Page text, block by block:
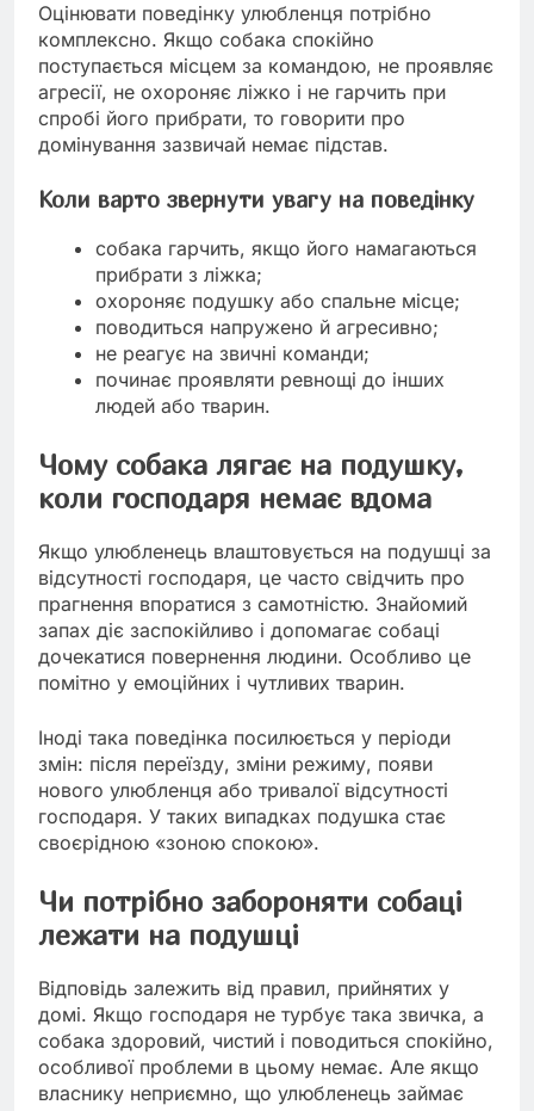
Оцінювати поведінку улюбленця потрібно
комплексно. Якщо собака спокійно
поступається місцем за командою, не проявляє
агресії, не охороняє ліжко і не гарчить при
спробі його прибрати, то говорити про
домінування зазвичай немає підстав.
Коли варто звернути увагу на поведінку
собака гарчить, якщо його намагаються
прибрати з ліжка;
охороняє подушку або спальне місце;
поводиться напружено й агресивно;
не реагує на звичні команди;
починає проявляти ревнощі до інших
людей або тварин.
Чому собака лягає на подушку,
коли господаря немає вдома
Якщо улюбленець влаштовується на подушці за
відсутності господаря, це часто свідчить про
прагнення впоратися з самотністю. Знайомий
запах діє заспокійливо і допомагає собаці
дочекатися повернення людини. Особливо це
помітно у емоційних і чутливих тварин.
Іноді така поведінка посилюється у періоди
змін: після переїзду, зміни режиму, появи
нового улюбленця або тривалої відсутності
господаря. У таких випадках подушка стає
своєрідною «зоною спокою».
Чи потрібно забороняти собаці
лежати на подушці
Відповідь залежить від правил, прийнятих у
домі. Якщо господаря не турбує така звичка, а
собака здоровий, чистий і поводиться спокійно,
особливої проблеми в цьому немає. Але якщо
власнику неприємно, що улюбленець займає